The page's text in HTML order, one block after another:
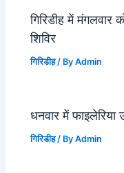
गिरिडीह में मंगलवार
शिविर
गिरिडीह/ ByAdmin
धनवार में
गिरिडीह/ ByAdmin